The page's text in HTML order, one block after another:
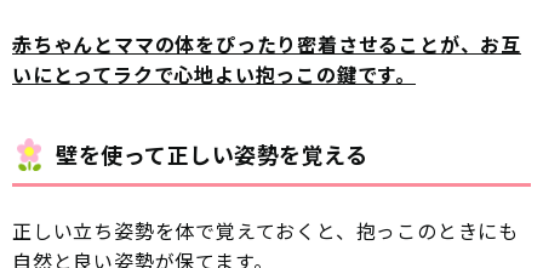
赤ちゃんとママの体をぴったり密着させることが、お互
いにとってラクで心地よい抱っこの鍵です。
壁を使って正しい姿勢を覚える
正しい立ち姿勢を体で覚えておくと、抱っこのときにも
自然と良い姿勢が保てます。